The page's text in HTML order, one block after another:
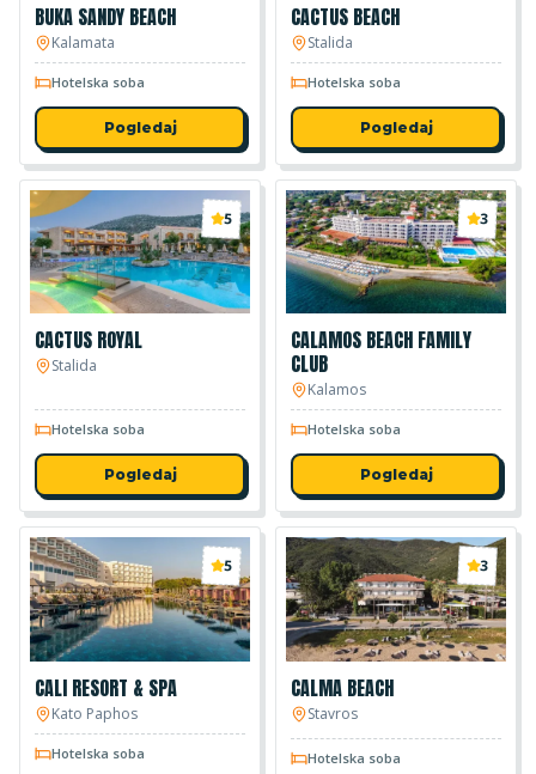
BUKA SANDY BEACH
Kalamata
Hotelska soba
Pogledaj
CACTUS BEACH
Stalida
Hotelska soba
Pogledaj
5
CACTUS ROYAL
Stalida
Hotelska soba
Pogledaj
3
CALAMOS BEACH FAMILY
CLUB
Kalamos
Hotelska soba
Pogledaj
5
CALI RESORT & SPA
Kato Paphos
Hotelska soba
3
CALMA BEACH
Stavros
Hotelska soba